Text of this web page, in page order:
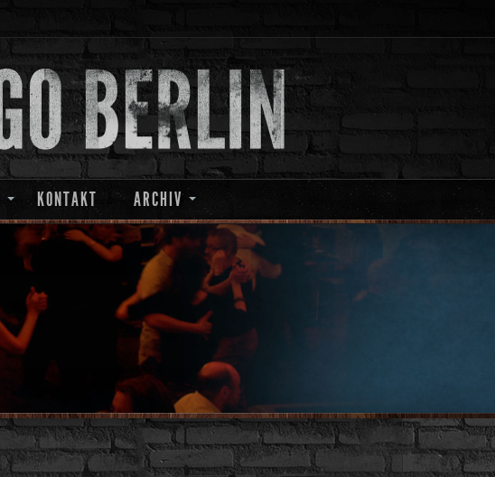
KONTAKT ARCHIV